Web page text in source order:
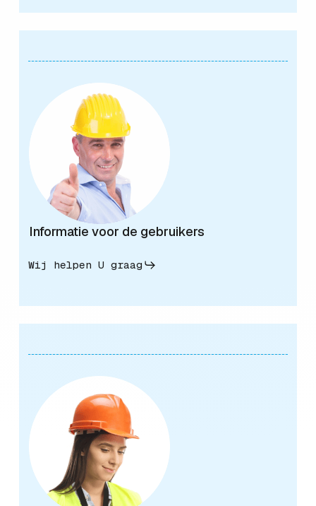
Informatie voor de gebruikers
Wij helpen U graag